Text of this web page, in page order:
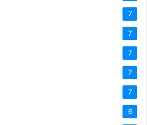
7
7
7
7
7
6